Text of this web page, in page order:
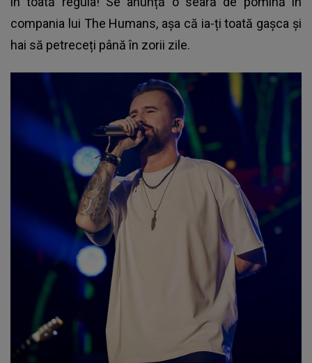
compania lui The Humans, așa că ia-ți toată gașca și
hai să petreceți până în zorii zile.